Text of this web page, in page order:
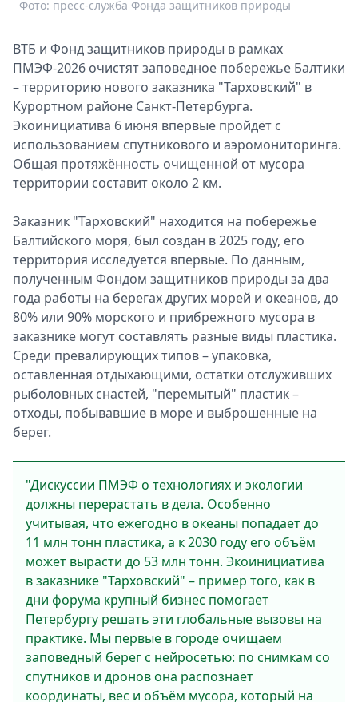
Спецпроекты
Выборы
2026
Скачай
Metro
Фото: пресс-служба Фонда защитников природы
ВТБ и Фонд защитников природы в рамках
ПМЭФ-2026 очистят заповедное побережье Балтики
– территорию нового заказника "Тарховский" в
Курортном районе Санкт-Петербурга.
Экоинициатива 6 июня впервые пройдёт с
использованием спутникового и аэромониторинга.
Общая протяжённость очищенной от мусора
территории составит около 2 км.
Заказник "Тарховский" находится на побережье
Балтийского моря, был создан в 2025 году, его
территория исследуется впервые. По данным,
полученным Фондом защитников природы за два
года работы на берегах других морей и океанов, до
80% или 90% морского и прибрежного мусора в
заказнике могут составлять разные виды пластика.
Среди превалирующих типов – упаковка,
оставленная отдыхающими, остатки отслуживших
рыболовных снастей, "перемытый" пластик –
отходы, побывавшие в море и выброшенные на
берег.
"Дискуссии ПМЭФ о технологиях и экологии
должны перерастать в дела. Особенно
учитывая, что ежегодно в океаны попадает до
11 млн тонн пластика, а к 2030 году его объём
может вырасти до 53 млн тонн. Экоинициатива
в заказнике "Тарховский" – пример того, как в
дни форума крупный бизнес помогает
Петербургу решать эти глобальные вызовы на
практике. Мы первые в городе очищаем
заповедный берег с нейросетью: по снимкам со
спутников и дронов она распознаёт
координаты, вес и объём мусора, который на